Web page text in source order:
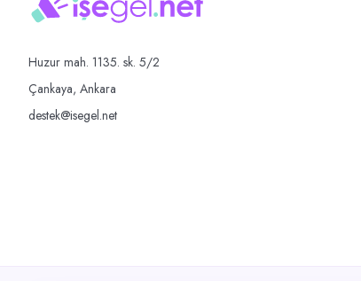
Huzur mah. 1135. sk. 5/2
Çankaya, Ankara
destek@isegel.net